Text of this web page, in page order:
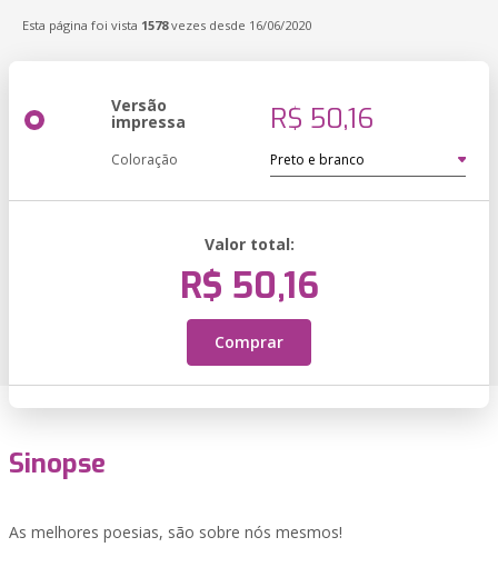
Esta página foi vista 1578vezes desde 16/06/2020
Versão
impressa R$ 50,16
Coloração
Valor total:
R$ 50,16
Comprar
Sinopse
As melhores poesias, são sobre nós mesmos!